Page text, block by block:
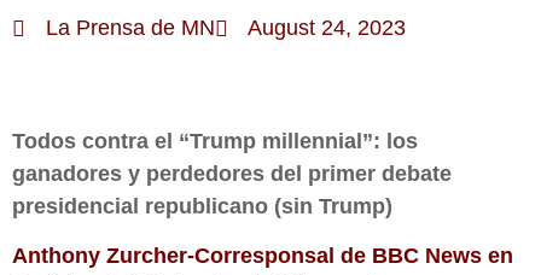
La Prensa de MN August 24, 2023
Todos contra el “Trump millennial”: los
ganadores y perdedores del primer debate
presidencial republicano (sin Trump)
Anthony Zurcher-Corresponsal de BBC News en